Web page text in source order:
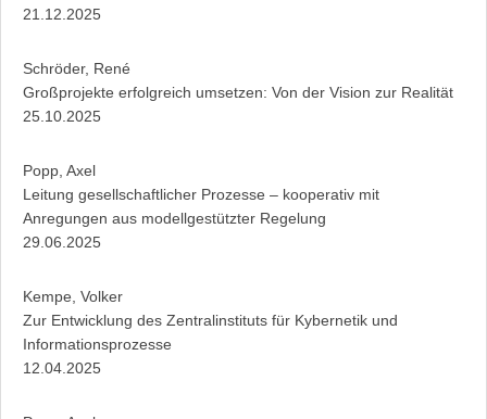
21.12.2025
Schröder, René
Großprojekte erfolgreich umsetzen: Von der Vision zur Realität
25.10.2025
Popp, Axel
Leitung gesellschaftlicher Prozesse – kooperativ mit
Anregungen aus modellgestützter Regelung
29.06.2025
Kempe, Volker
Zur Entwicklung des Zentralinstituts für Kybernetik und
Informationsprozesse
12.04.2025